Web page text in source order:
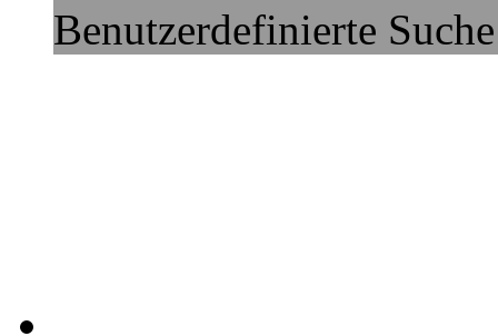
Benutzerdefinierte Suche